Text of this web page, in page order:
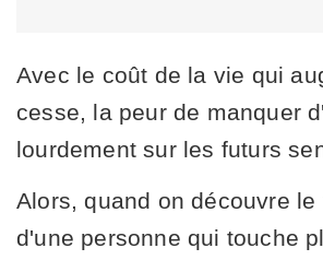
Avec le coût de la vie qui
cesse, la peur de manquer
lourdement sur les futurs
Alors, quand on découvre le
d'une personne qui touche